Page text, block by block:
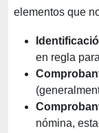
elementos que
en regla
nómina,